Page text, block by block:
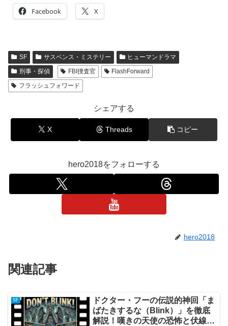
Facebook X
SF サスペンス・ミステリー
ヒューマンドラマ
刑事・探偵
FBI捜査官
FlashForward
フラッシュフォワード
シェアする
X Threads コピー
hero2018をフォローする
hero2018
関連記事
SF
ドクター・フーの伝説的神回「ま
ばたきするな（Blink）」を徹底
解説！嘆きの天使の恐怖と伏線回